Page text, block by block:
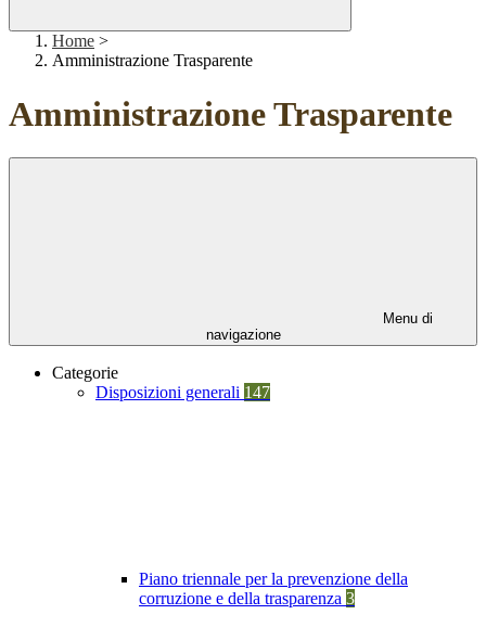
Home >
Amministrazione Trasparente
Amministrazione Trasparente
Menu di
navigazione
Categorie
Disposizioni generali 147
Piano triennale per la prevenzione della
corruzione e della trasparenza 3